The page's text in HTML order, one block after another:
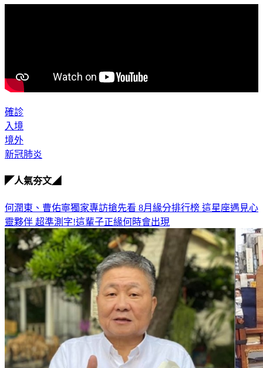
確診
入境
境外
新冠肺炎
◤人氣夯文◢
何潤東、曹佑寧獨家專訪搶先看 8月緣分排行榜 這星座遇見心
靈夥伴 超準測字!這輩子正緣何時會出現